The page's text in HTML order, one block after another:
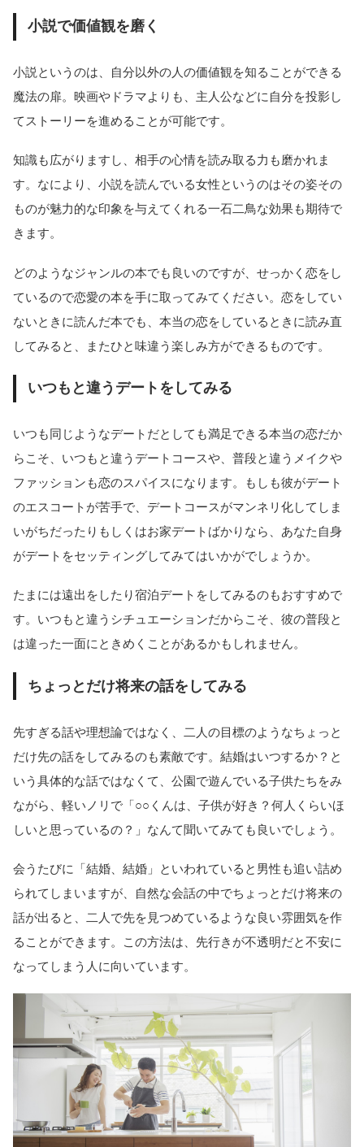
小説で価値観を磨く
小説というのは、自分以外の人の価値観を知ることができる
魔法の扉。映画やドラマよりも、主人公などに自分を投影し
てストーリーを進めることが可能です。
知識も広がりますし、相手の心情を読み取る力も磨かれま
す。なにより、小説を読んでいる女性というのはその姿その
ものが魅力的な印象を与えてくれる一石二鳥な効果も期待で
きます。
どのようなジャンルの本でも良いのですが、せっかく恋をし
ているので恋愛の本を手に取ってみてください。恋をしてい
ないときに読んだ本でも、本当の恋をしているときに読み直
してみると、またひと味違う楽しみ方ができるものです。
いつもと違うデートをしてみる
いつも同じようなデートだとしても満足できる本当の恋だか
らこそ、いつもと違うデートコースや、普段と違うメイクや
ファッションも恋のスパイスになります。もしも彼がデート
のエスコートが苦手で、デートコースがマンネリ化してしま
いがちだったりもしくはお家デートばかりなら、あなた自身
がデートをセッティングしてみてはいかがでしょうか。
たまには遠出をしたり宿泊デートをしてみるのもおすすめで
す。いつもと違うシチュエーションだからこそ、彼の普段と
は違った一面にときめくことがあるかもしれません。
ちょっとだけ将来の話をしてみる
先すぎる話や理想論ではなく、二人の目標のようなちょっと
だけ先の話をしてみるのも素敵です。結婚はいつするか？と
いう具体的な話ではなくて、公園で遊んでいる子供たちをみ
ながら、軽いノリで「○○くんは、子供が好き？何人くらいほ
しいと思っているの？」なんて聞いてみても良いでしょう。
会うたびに「結婚、結婚」といわれていると男性も追い詰め
られてしまいますが、自然な会話の中でちょっとだけ将来の
話が出ると、二人で先を見つめているような良い雰囲気を作
ることができます。この方法は、先行きが不透明だと不安に
なってしまう人に向いています。